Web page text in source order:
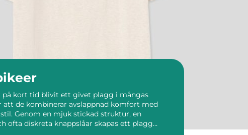
på kort tid blivit ett givet plagg i mångas
att de kombinerar avslappnad komfort med
Genom en mjuk stickad struktur, en
ofta diskreta knappslåar skapas ett plagg